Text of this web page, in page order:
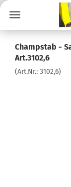
Champstab -
Art.3102,6
(Art.Nr.: 3102,6)